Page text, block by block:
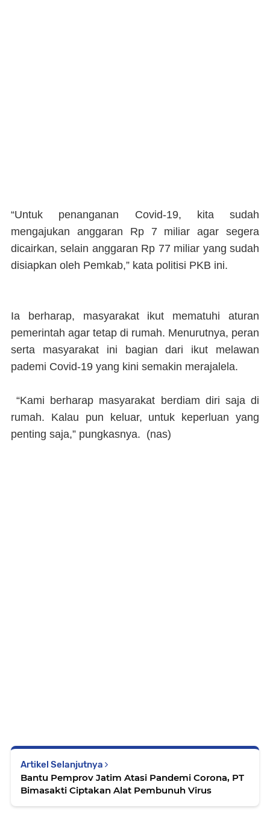
“Untuk penanganan Covid-19, kita sudah
mengajukan anggaran Rp 7 miliar agar segera
dicairkan, selain anggaran Rp 77 miliar yang sudah
disiapkan oleh Pemkab,” kata politisi PKB ini.
Ia berharap, masyarakat ikut mematuhi aturan
pemerintah agar tetap di rumah. Menurutnya, peran
serta masyarakat ini bagian dari ikut melawan
pademi Covid-19 yang kini semakin merajalela.
“Kami berharap masyarakat berdiam diri saja di
rumah. Kalau pun keluar, untuk keperluan yang
penting saja,” pungkasnya. (nas)
Artikel Selanjutnya
Bantu Pemprov Jatim Atasi Pandemi Corona, PT
Bimasakti Ciptakan Alat Pembunuh Virus